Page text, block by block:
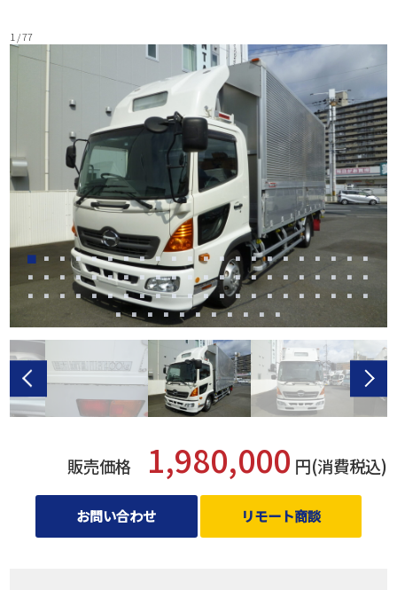
1 / 77
販売価格 1,980,000 円(消費税込)
お問い合わせ リモート商談